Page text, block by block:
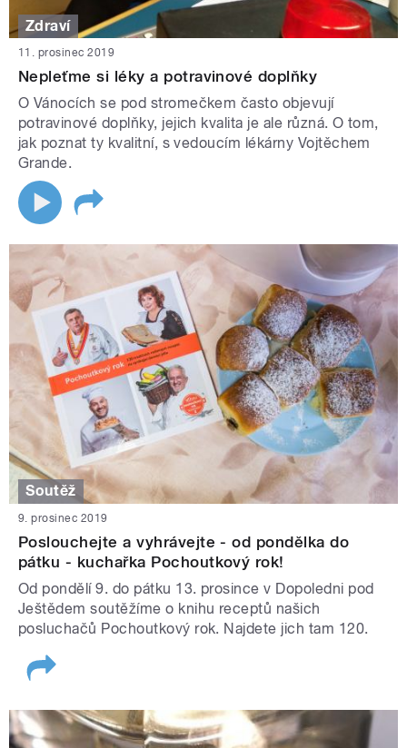
Zdraví
11. prosinec 2019
Nepleťme si léky a potravinové doplňky
O Vánocích se pod stromečkem často objevují
potravinové doplňky, jejich kvalita je ale různá. O tom,
jak poznat ty kvalitní, s vedoucím lékárny Vojtěchem
Grande.
Soutěž
9. prosinec 2019
Poslouchejte a vyhrávejte - od pondělka do
pátku - kuchařka Pochoutkový rok!
Od pondělí 9. do pátku 13. prosince v Dopoledni pod
Ještědem soutěžíme o knihu receptů našich
posluchačů Pochoutkový rok. Najdete jich tam 120.